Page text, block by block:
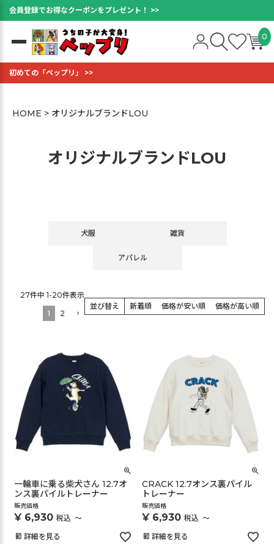
会員登録でお得なクーポンをプレゼント！ >>
0
初めての「ペップリ」 >>
HOME オリジナルブランドLOU
オリジナルブランドLOU
犬服 雑貨
アパレル
並び替え 新着順 価格が安い順 価格が高い順
27件中 1-20件表示
1
2
一輪車に乗る柴犬さん 12.7オ
ンス裏パイルトレーナー
販売価格
¥ 6,930 税込 〜
詳細を見る
CRACK 12.7オンス裏パイル
トレーナー
販売価格
¥ 6,930 税込 〜
詳細を見る